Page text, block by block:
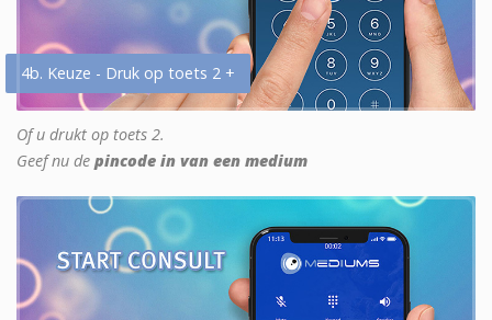
4b. Keuze - Druk op toets 2 +
Of u drukt op toets 2.
Geef nu de pincode in van een medium